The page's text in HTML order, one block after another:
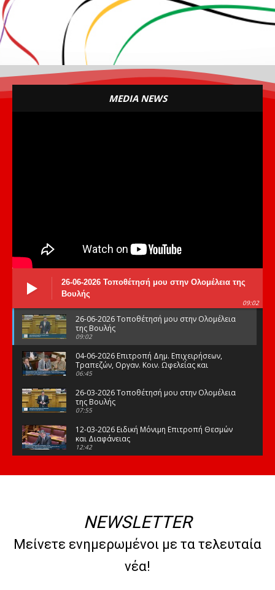
MEDIA NEWS
26-06-2026 Τοποθέτησή μου στην Ολομέλεια της
Βουλής
09:02
26-06-2026 Τοποθέτησή μου στην Ολομέλεια
της Βουλής
09:02
04-06-2026 Επιτροπή Δημ. Επιχειρήσεων,
Τραπεζών, Οργαν. Κοιν. Ωφελείας και
Φορέων Κοινων. Ασφάλισης
06:45
26-03-2026 Τοποθέτησή μου στην Ολομέλεια
της Βουλής
07:55
12-03-2026 Ειδική Μόνιμη Επιτροπή Θεσμών
και Διαφάνειας
12:42
της Βουλής
08:47
10-02-2026 Διαρκής Επιτροπή Μορφωτικών
Υποθέσεων
NEWSLETTER
Μείνετε ενημερωμένοι με τα τελευταία
νέα!